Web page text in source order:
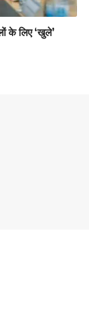
के लिए ‘खुले’